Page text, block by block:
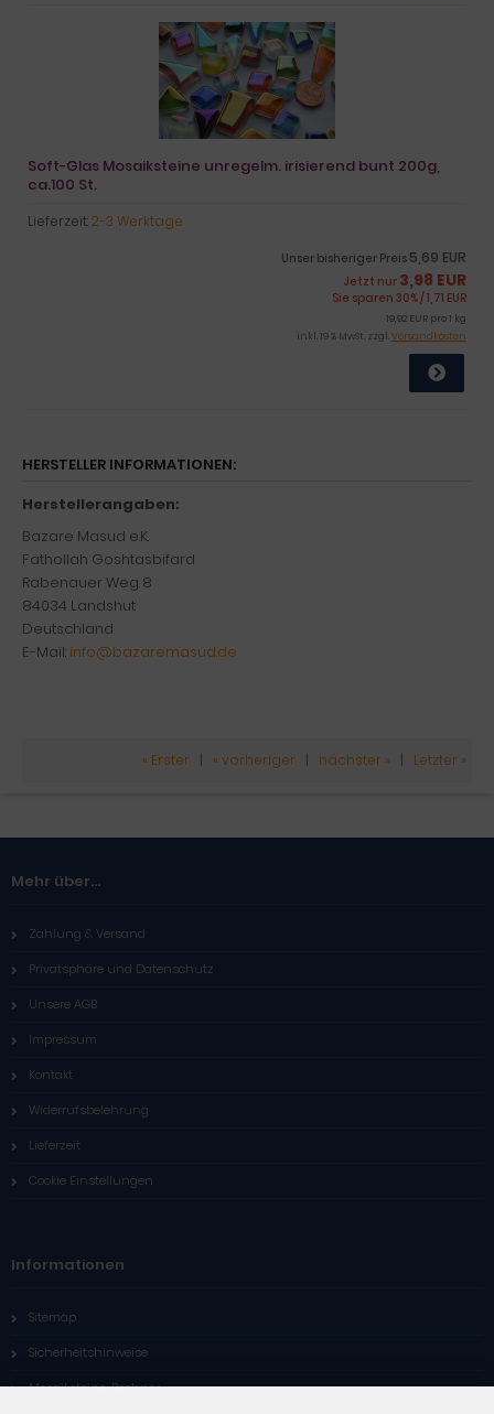
Soft-Glas Mosaiksteine unregelm. irisierend bunt 200g,
ca.100 St.
Lieferzeit:2-3 Werktage
Unser bisheriger Preis 5,69 EUR
Jetzt nur 3,98 EUR
Sie sparen 30% / 1,71 EUR
19,92 EUR pro 1 kg
inkl. 19 % MwSt. zzgl.Versandkosten
HERSTELLER INFORMATIONEN:
Herstellerangaben:
Bazare Masud e.K.
Fathollah Goshtasbifard
Rabenauer Weg 8
84034 Landshut
Deutschland
E-Mail: info@bazaremasud.de
« Erster « vorheriger nächster » Letzter »
Mehr über...
Zahlung & Versand
Privatsphäre und Datenschutz
Unsere AGB
Impressum
Kontakt
Widerrufsbelehrung
Lieferzeit
Cookie Einstellungen
Informationen
Sitemap
Sicherheitshinweise
Mosaiksteine-Rechner